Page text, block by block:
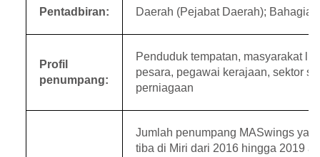
Pentadbiran: Daerah (Pejabat Daerah);
Profil
penumpang:
Penduduk tempatan, masyarakat
pesara, pegawai kerajaan, sektor
perniagaan
Jumlah penumpang MASwings
tiba di Miri dari 2016 hingga 2019